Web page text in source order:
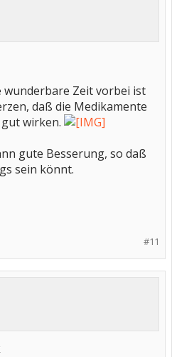
wunderbare Zeit vorbei ist
daß die Medikamente
wirken.
gute Besserung, so daß
sein könnt.
#11